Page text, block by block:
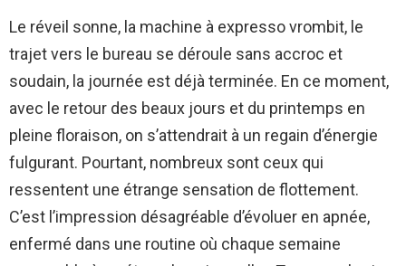
Le réveil sonne, la machine à expresso vrombit, le
trajet vers le bureau se déroule sans accroc et
soudain, la journée est déjà terminée. En ce moment,
avec le retour des beaux jours et du printemps en
pleine floraison, on s’attendrait à un regain d’énergie
fulgurant. Pourtant, nombreux sont ceux qui
ressentent une étrange sensation de flottement.
C’est l’impression désagréable d’évoluer en apnée,
enfermé dans une routine où chaque semaine